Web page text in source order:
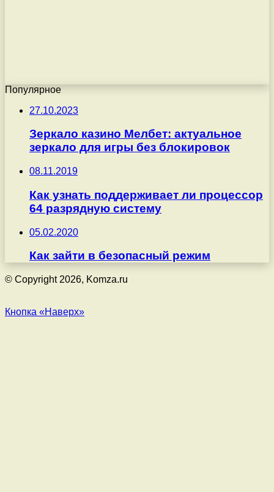
Популярное
27.10.2023
Зеркало казино Мелбет: актуальное
зеркало для игры без блокировок
08.11.2019
Как узнать поддерживает ли процессор
64 разрядную систему
05.02.2020
Как зайти в безопасный режим
© Copyright 2026, Komza.ru
Кнопка «Наверх»